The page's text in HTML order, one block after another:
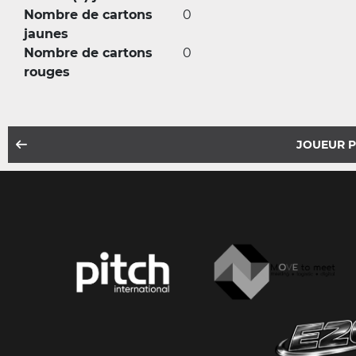
Nombre de cartons
jaunes
0
Nombre de cartons
rouges
0
JOUEUR